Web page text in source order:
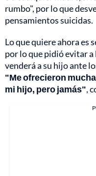
rumbo", por lo que
pensamientos suicidas.
Lo que quiere ahora es
por lo que pidió evitar
venderá a su hijo ante
"Me ofrecieron
mi hijo, pero jamás",